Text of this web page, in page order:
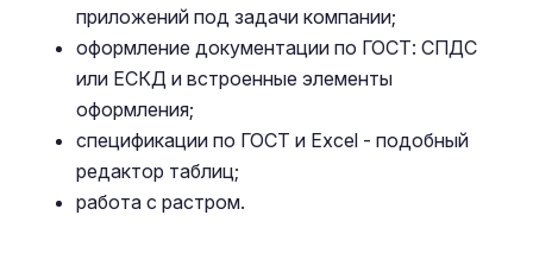
приложений под задачи компании;
оформление документации по ГОСТ: СПДС
или ЕСКД и встроенные элементы
оформления;
спецификации по ГОСТ и Excel - подобный
редактор таблиц;
работа с растром.